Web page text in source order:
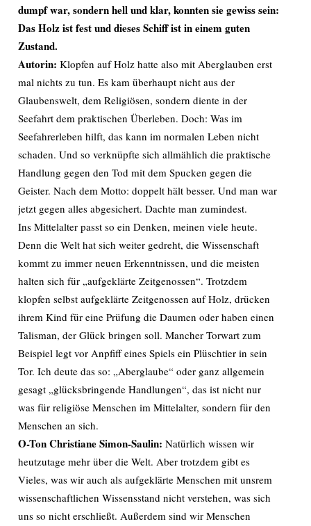
dumpf war, sondern hell und klar, konnten sie gewiss sein:
Das Holz ist fest und dieses Schiff ist in einem guten
Zustand.
Autorin: Klopfen auf Holz hatte also mit Aberglauben erst
mal nichts zu tun. Es kam überhaupt nicht aus der
Glaubenswelt, dem Religiösen, sondern diente in der
Seefahrt dem praktischen Überleben. Doch: Was im
Seefahrerleben hilft, das kann im normalen Leben nicht
schaden. Und so verknüpfte sich allmählich die praktische
Handlung gegen den Tod mit dem Spucken gegen die
Geister. Nach dem Motto: doppelt hält besser. Und man war
jetzt gegen alles abgesichert. Dachte man zumindest.
Ins Mittelalter passt so ein Denken, meinen viele heute.
Denn die Welt hat sich weiter gedreht, die Wissenschaft
kommt zu immer neuen Erkenntnissen, und die meisten
halten sich für „aufgeklärte Zeitgenossen“. Trotzdem
klopfen selbst aufgeklärte Zeitgenossen auf Holz, drücken
ihrem Kind für eine Prüfung die Daumen oder haben einen
Talisman, der Glück bringen soll. Mancher Torwart zum
Beispiel legt vor Anpfiff eines Spiels ein Plüschtier in sein
Tor. Ich deute das so: „Aberglaube“ oder ganz allgemein
gesagt „glücksbringende Handlungen“, das ist nicht nur
was für religiöse Menschen im Mittelalter, sondern für den
Menschen an sich.
O-Ton Christiane Simon-Saulin: Natürlich wissen wir
heutzutage mehr über die Welt. Aber trotzdem gibt es
Vieles, was wir auch als aufgeklärte Menschen mit unsrem
wissenschaftlichen Wissensstand nicht verstehen, was sich
uns so nicht erschließt. Außerdem sind wir Menschen